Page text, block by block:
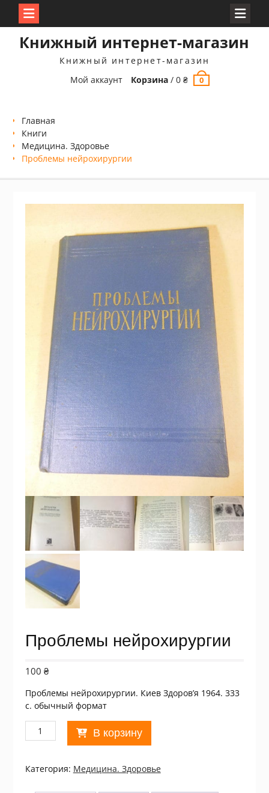
Книжный интернет-магазин
Книжный интернет-магазин
Мой аккаунт
Корзина /0₴ 0
Главная
Книги
Медицина. Здоровье
Проблемы нейрохирургии
Проблемы нейрохирургии
100 ₴
Проблемы нейрохирургии. Киев Здоров’я 1964. 333
с. обычный формат
Количество
товара
нейрохирургии
В корзину
Категория: Медицина. Здоровье